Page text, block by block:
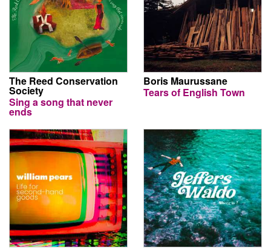
The Reed Conservation
Society
Sing a song that never
ends
Boris Maurussane
Tears of English Town